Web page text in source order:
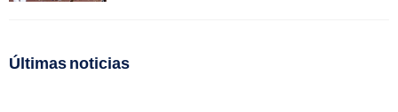
Últimas noticias